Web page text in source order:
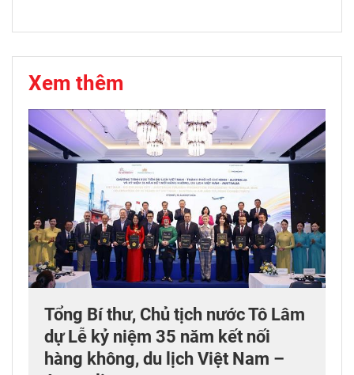
Xem thêm
Tổng Bí thư, Chủ tịch nước Tô Lâm
dự Lễ kỷ niệm 35 năm kết nối
hàng không, du lịch Việt Nam –